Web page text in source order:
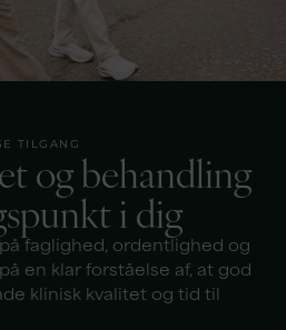
TILGANG
og behandling
i dig
faglighed, ordentlighed og
en klar forståelse af, at god
klinisk kvalitet og tid til